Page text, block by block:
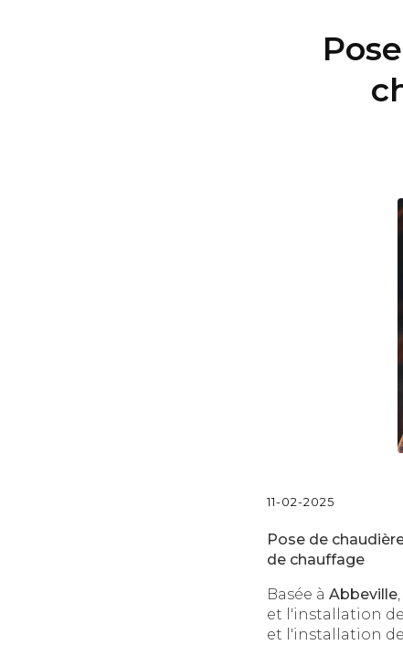
11-02-2025
Pose de
de chauffage
Basée à Abbeville,
et l'installation de
et l'installation